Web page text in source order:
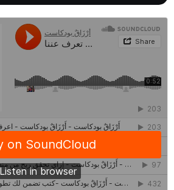
عم عوض| قصة كفاح بائع كتب تبدأ
أقدم مطحن بن في مصر| يكشف لنا
حصاد 2022 لمشروع "رواد 2030″